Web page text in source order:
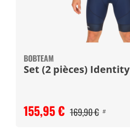
BOBTEAM
Set (2 pièces) Identity
155,95 € 169,90 € #